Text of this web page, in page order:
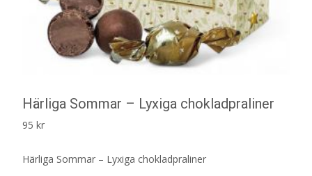
Härliga Sommar – Lyxiga chokladpraliner
95 kr
Härliga Sommar – Lyxiga chokladpraliner